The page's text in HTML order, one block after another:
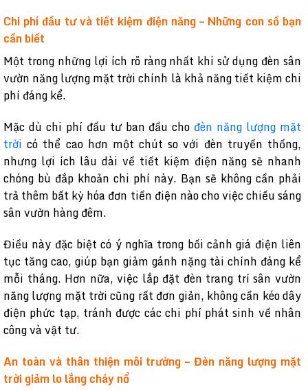
Chi phí đầu tư và tiết kiệm điện năng – Những con số bạn
cần biết
Một trong những lợi ích rõ ràng nhất khi sử dụng đèn sân
vườn năng lượng mặt trời chính là khả năng tiết kiệm chi
phí đáng kể.
Mặc dù chi phí đầu tư ban đầu cho đèn năng lượng mặt
trời có thể cao hơn một chút so với đèn truyền thống,
nhưng lợi ích lâu dài về tiết kiệm điện năng sẽ nhanh
chóng bù đắp khoản chi phí này. Bạn sẽ không cần phải
trả thêm bất kỳ hóa đơn tiền điện nào cho việc chiếu sáng
sân vườn hàng đêm.
Điều này đặc biệt có ý nghĩa trong bối cảnh giá điện liên
tục tăng cao, giúp bạn giảm gánh nặng tài chính đáng kể
mỗi tháng. Hơn nữa, việc lắp đặt đèn trang trí sân vườn
năng lượng mặt trời cũng rất đơn giản, không cần kéo dây
điện phức tạp, tránh được các chi phí phát sinh về nhân
công và vật tư.
An toàn và thân thiện môi trường – Đèn năng lượng mặt
trời giảm lo lắng cháy nổ